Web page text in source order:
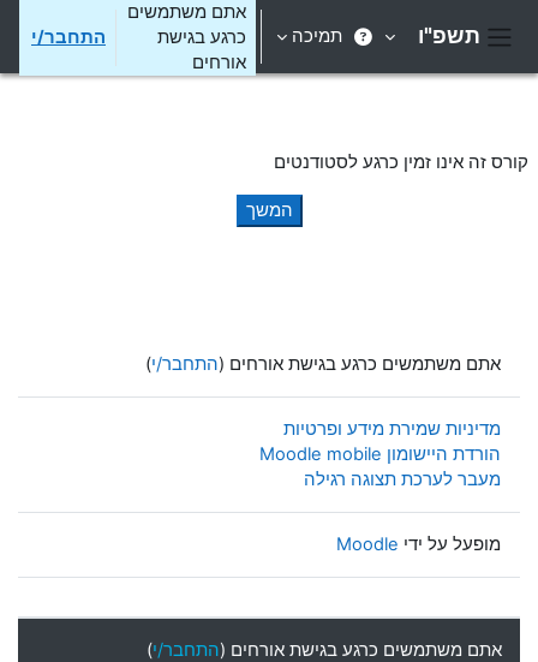
תשפ"ו תמיכה
אתם משתמשים
כרגע בגישת
אורחים
התחבר/י
קורס זה אינו זמין כרגע לסטודנטים
המשך
אתם משתמשים כרגע בגישת אורחים (התחבר/י)
מדיניות שמירת מידע ופרטיות
הורדת היישומון Moodle mobile
מעבר לערכת תצוגה רגילה
מופעל על ידי Moodle
אתם משתמשים כרגע בגישת אורחים (התחבר/י)